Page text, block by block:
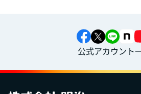
公式アカウント